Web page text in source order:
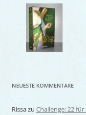
NEUESTE KOMMENTARE
Rissazu Challenge: 22 für